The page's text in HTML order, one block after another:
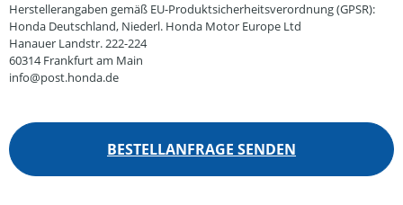
Herstellerangaben gemäß EU-Produktsicherheitsverordnung (GPSR):
Honda Deutschland, Niederl. Honda Motor Europe Ltd
Hanauer Landstr. 222-224
60314 Frankfurt am Main
info@post.honda.de
BESTELLANFRAGE SENDEN